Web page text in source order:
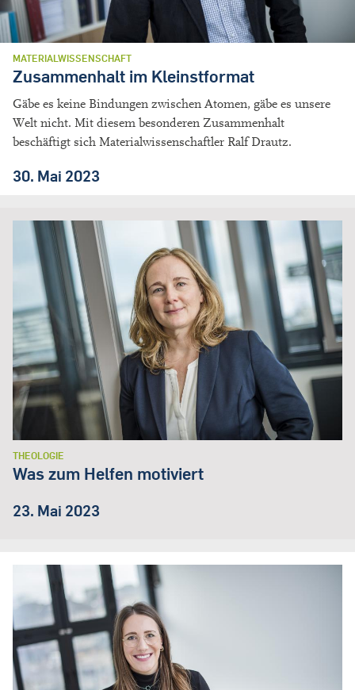
MATERIALWISSENSCHAFT
Zusammenhalt im Kleinstformat
Gäbe es keine Bindungen zwischen Atomen, gäbe es unsere
Welt nicht. Mit diesem besonderen Zusammenhalt
beschäftigt sich Materialwissenschaftler Ralf Drautz.
30. Mai 2023
THEOLOGIE
Was zum Helfen motiviert
23. Mai 2023